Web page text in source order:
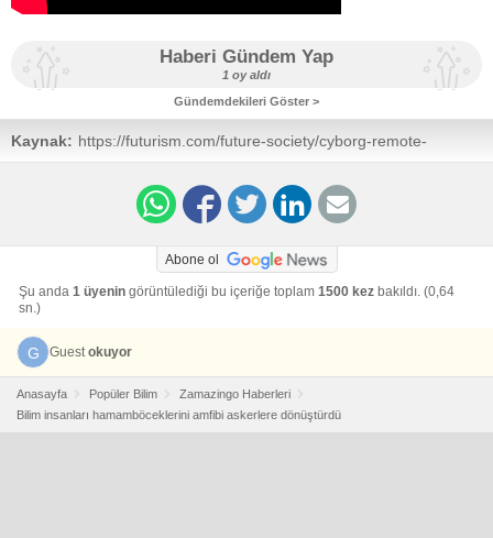
Haberi Gündem Yap
1 oy aldı
Gündemdekileri Göster >
Kaynak: https://futurism.com/future-society/cyborg-remote-
controlled-cockroaches-new-power
Abone ol
Şu anda 1 üyenin görüntülediği bu içeriğe toplam 1500 kez bakıldı. (0,64
sn.)
G Guest okuyor
Anasayfa Popüler Bilim
Zamazingo Haberleri
Bilim insanları hamamböceklerini amfibi askerlere dönüştürdü